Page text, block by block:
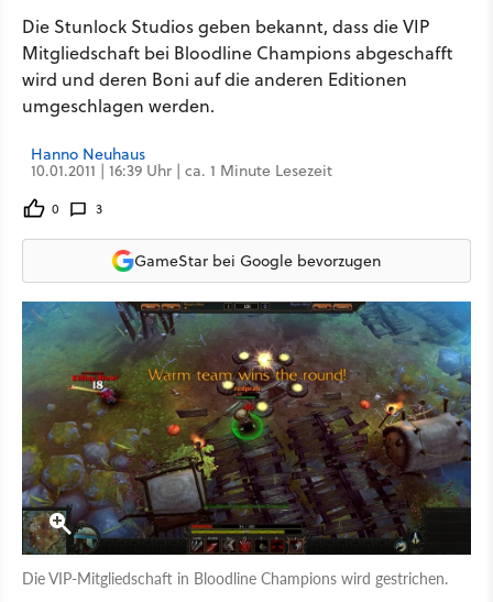
Die Stunlock Studios geben bekannt, dass die VIP
Mitgliedschaft bei Bloodline Champions abgeschafft
wird und deren Boni auf die anderen Editionen
umgeschlagen werden.
Hanno Neuhaus
10.01.2011 | 16:39 Uhr | ca. 1 Minute Lesezeit
0 3
GameStar bei Google bevorzugen
Die VIP-Mitgliedschaft in Bloodline Champions wird gestrichen.